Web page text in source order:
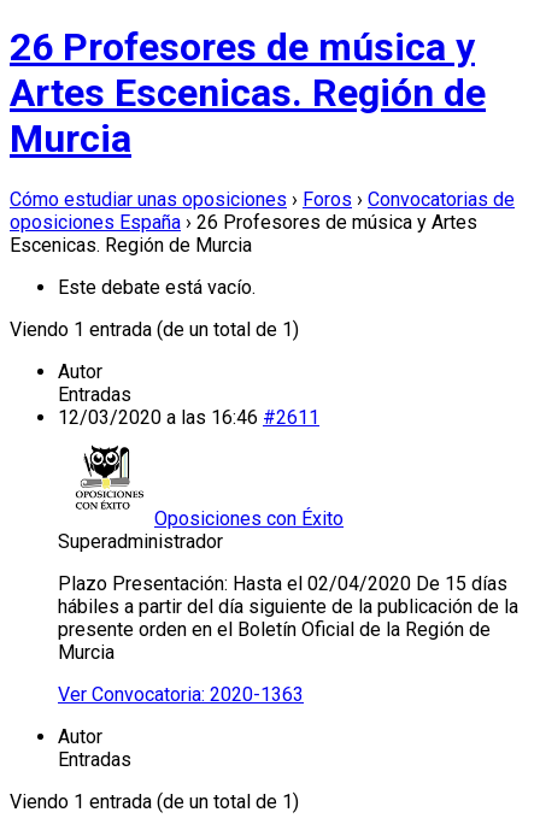
26 Profesores de música y
Artes Escenicas. Región de
Murcia
Cómo estudiar unas oposiciones › Foros › Convocatorias de
oposiciones España › 26 Profesores de música y Artes
Escenicas. Región de Murcia
Este debate está vacío.
Viendo 1 entrada (de un total de 1)
Autor
Entradas
12/03/2020 a las 16:46 #2611
Oposiciones con Éxito
Superadministrador
Plazo Presentación: Hasta el 02/04/2020 De 15 días
hábiles a partir del día siguiente de la publicación de la
presente orden en el Boletín Oficial de la Región de
Murcia
Ver Convocatoria: 2020-1363
Autor
Entradas
Viendo 1 entrada (de un total de 1)